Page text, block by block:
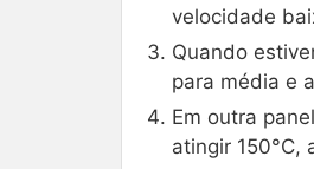
velocidade
Quando
para média e
Em outra
atingir 150°C,